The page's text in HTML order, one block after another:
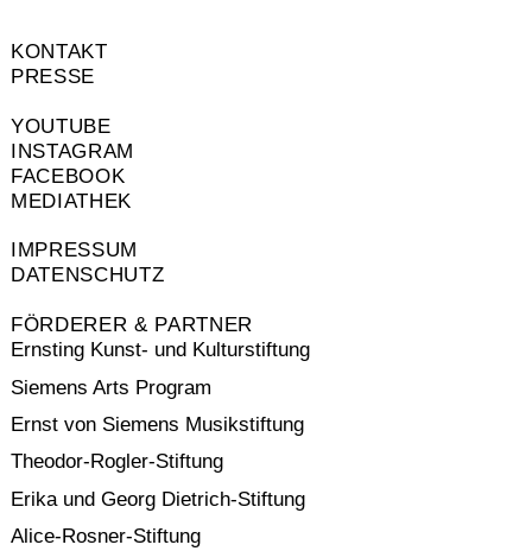
KONTAKT
PRESSE
YOUTUBE
INSTAGRAM
FACEBOOK
MEDIATHEK
IMPRESSUM
DATENSCHUTZ
FÖRDERER & PARTNER
Ernsting Kunst- und Kulturstiftung
Siemens Arts Program
Ernst von Siemens Musikstiftung
Theodor-Rogler-Stiftung
Erika und Georg Dietrich-Stiftung
Alice-Rosner-Stiftung